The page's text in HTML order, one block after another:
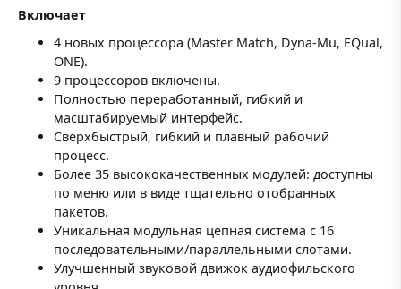
Включает
4 новых процессора (Master Match, Dyna-Mu, EQual,
ONE).
9 процессоров включены.
Полностью переработанный, гибкий и
масштабируемый интерфейс.
Сверхбыстрый, гибкий и плавный рабочий
процесс.
Более 35 высококачественных модулей: доступны
по меню или в виде тщательно отобранных
пакетов.
Уникальная модульная цепная система с 16
последовательными/параллельными слотами.
Улучшенный звуковой движок аудиофильского